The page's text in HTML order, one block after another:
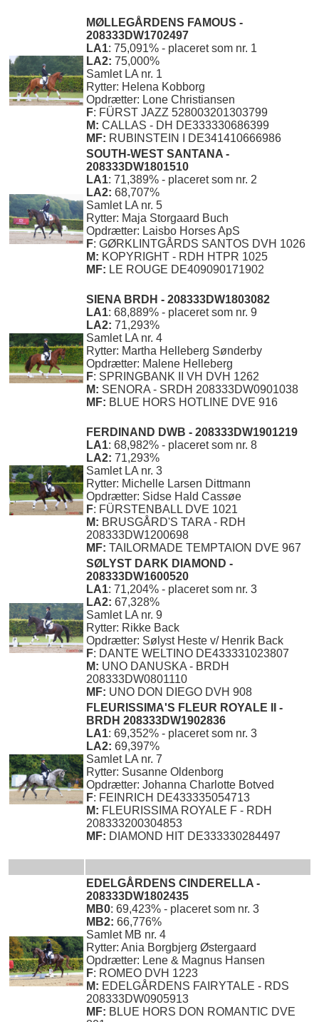
MØLLEGÅRDENS FAMOUS -
208333DW1702497
LA1: 75,091% - placeret som nr. 1
LA2: 75,000%
Samlet LA nr. 1
Rytter: Helena Kobborg
Opdrætter: Lone Christiansen
F: FÜRST JAZZ 528003201303799
M: CALLAS - DH DE333330686399
MF: RUBINSTEIN I DE341410666986
SOUTH-WEST SANTANA -
208333DW1801510
LA1: 71,389% - placeret som nr. 2
LA2: 68,707%
Samlet LA nr. 5
Rytter: Maja Storgaard Buch
Opdrætter: Laisbo Horses ApS
F: GØRKLINTGÅRDS SANTOS DVH 1026
M: KOPYRIGHT - RDH HTPR 1025
MF: LE ROUGE DE409090171902
SIENA BRDH - 208333DW1803082
LA1: 68,889% - placeret som nr. 9
LA2: 71,293%
Samlet LA nr. 4
Rytter: Martha Helleberg Sønderby
Opdrætter: Malene Helleberg
F: SPRINGBANK II VH DVH 1262
M: SENORA - SRDH 208333DW0901038
MF: BLUE HORS HOTLINE DVE 916
FERDINAND DWB - 208333DW1901219
LA1: 68,982% - placeret som nr. 8
LA2: 71,293%
Samlet LA nr. 3
Rytter: Michelle Larsen Dittmann
Opdrætter: Sidse Hald Cassøe
F: FÜRSTENBALL DVE 1021
M: BRUSGÅRD'S TARA - RDH
208333DW1200698
MF: TAILORMADE TEMPTAION DVE 967
SØLYST DARK DIAMOND -
208333DW1600520
LA1: 71,204% - placeret som nr. 3
LA2: 67,328%
Samlet LA nr. 9
Rytter: Rikke Back
Opdrætter: Sølyst Heste v/ Henrik Back
F: DANTE WELTINO DE433331023807
M: UNO DANUSKA - BRDH
208333DW0801110
MF: UNO DON DIEGO DVH 908
FLEURISSIMA'S FLEUR ROYALE II -
BRDH 208333DW1902836
LA1: 69,352% - placeret som nr. 3
LA2: 69,397%
Samlet LA nr. 7
Rytter: Susanne Oldenborg
Opdrætter: Johanna Charlotte Botved
F: FEINRICH DE433335054713
M: FLEURISSIMA ROYALE F - RDH
208333200304853
MF: DIAMOND HIT DE333330284497
EDELGÅRDENS CINDERELLA -
208333DW1802435
MB0: 69,423% - placeret som nr. 3
MB2: 66,776%
Samlet MB nr. 4
Rytter: Ania Borgbjerg Østergaard
Opdrætter: Lene & Magnus Hansen
F: ROMEO DVH 1223
M: EDELGÅRDENS FAIRYTALE - RDS
208333DW0905913
MF: BLUE HORS DON ROMANTIC DVE